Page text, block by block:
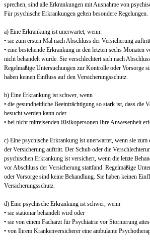
sprechen, sind alle Erkrankungen mit Ausnahme von
Für psychische Erkrankungen gelten besondere Regelungen.
a) Eine Erkrankung ist unerwartet, wenn:
• sie zum ersten Mal nach Abschluss der Versicherung
• eine bestehende Erkrankung in den letzten sechs Monaten
nicht behandelt wurde. Sie verschlechtert sich nach
Regelmäßige Untersuchungen zur Kontrolle oder Vorsorge
haben keinen Einfluss auf den Versicherungsschutz.
b) Eine Erkrankung ist schwer, wenn
• die gesundheitliche Beeinträchtigung so stark ist, dass die
besucht werden kann oder
• bei nicht mitreisenden Risikopersonen Ihre Anwesenheit
c) Eine psychische Erkrankung ist unerwartet, wenn sie zum
der Versicherung auftritt. Der Schub oder die
psychischen Erkrankung ist versichert, wenn die letzte
vor Abschluss der Versicherung stattfand. Regelmäßige
oder Vorsorge sind keine Behandlung. Sie haben keinen
Versicherungsschutz.
d) Eine psychische Erkrankung ist schwer, wenn
• sie stationär behandelt wird oder
• sie von einem Facharzt für Psychiatrie vor Stornierung
• von Ihrem Krankenversicherer eine ambulante